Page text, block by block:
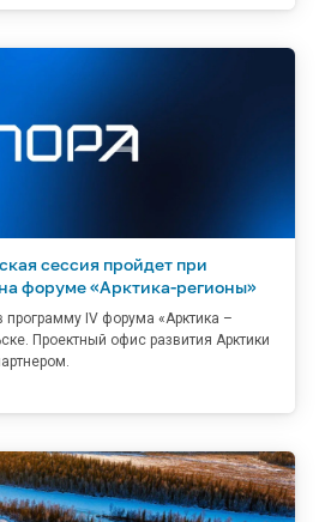
сессия пройдет при
форуме «Арктика-регионы»
программу IV форума «Арктика –
Проектный офис развития Арктики